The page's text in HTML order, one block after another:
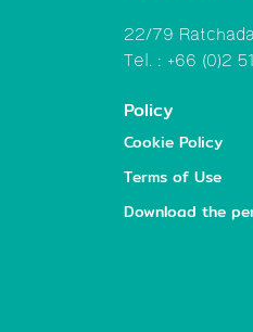
22/79
Tel. : +66 (0)2
Policy
Cookie Policy
Terms of Use
Download the